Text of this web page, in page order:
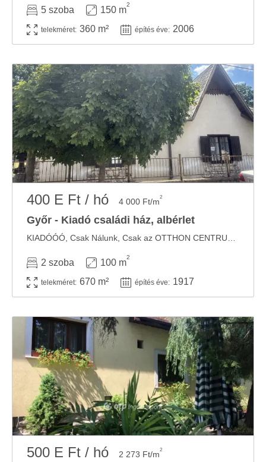
5 szoba 150 m
2
telekméret: 360 m² építés éve: 2006
400 E Ft / hó 4 000 Ft/m2
Győr - Kiadó családi ház, albérlet
2 szoba 100 m
2
telekméret: 670 m² építés éve: 1917
500 E Ft / hó 2 273 Ft/m2